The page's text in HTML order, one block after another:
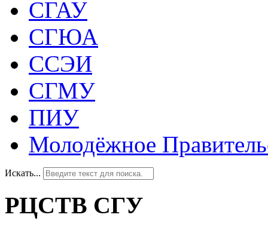
СГАУ
СГЮА
ССЭИ
СГМУ
ПИУ
Молодёжное
Искать...
РЦСТВ СГУ